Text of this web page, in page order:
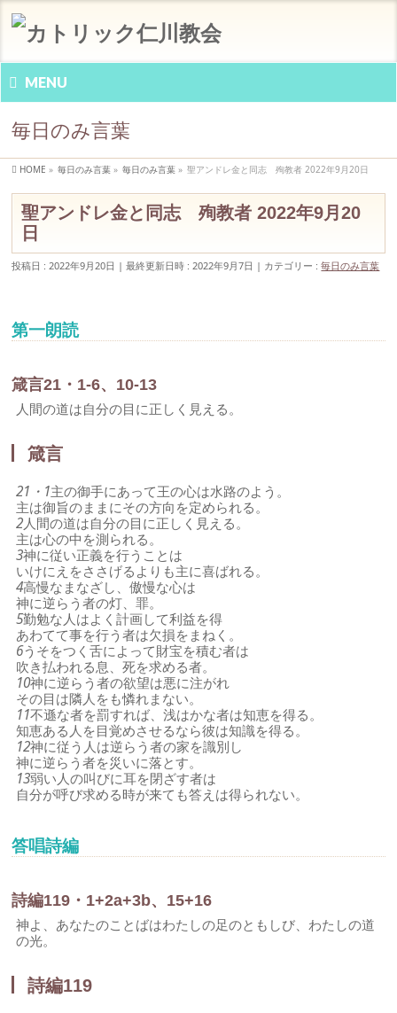
MENU
毎日のみ言葉
HOME » 毎日のみ言葉 » 毎日のみ言葉 » 聖アンドレ金と同志 殉教者 2022年9月20日
聖アンドレ金と同志 殉教者 2022年9月20
日
投稿日 : 2022年9月20日 最終更新日時 : 2022年9月7日 カテゴリー :毎日のみ言葉
第一朗読
箴言21・1-6、10-13
人間の道は自分の目に正しく見える。
箴言
21・1主の御手にあって王の心は水路のよう。
主は御旨のままにその方向を定められる。
2人間の道は自分の目に正しく見える。
主は心の中を測られる。
3神に従い正義を行うことは
いけにえをささげるよりも主に喜ばれる。
4高慢なまなざし、傲慢な心は
神に逆らう者の灯、罪。
5勤勉な人はよく計画して利益を得
あわてて事を行う者は欠損をまねく。
6うそをつく舌によって財宝を積む者は
吹き払われる息、死を求める者。
10神に逆らう者の欲望は悪に注がれ
その目は隣人をも憐れまない。
11不遜な者を罰すれば、浅はかな者は知恵を得る。
知恵ある人を目覚めさせるなら彼は知識を得る。
12神に従う人は逆らう者の家を識別し
神に逆らう者を災いに落とす。
13弱い人の叫びに耳を閉ざす者は
自分が呼び求める時が来ても答えは得られない。
答唱詩編
詩編119・1+2a+3b、15+16
神よ、あなたのことばはわたしの足のともしび、わたしの道
の光。
詩編119